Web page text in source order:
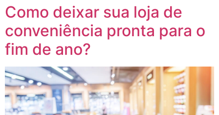
Como deixar sua loja de
conveniência pronta para o
fim de ano?